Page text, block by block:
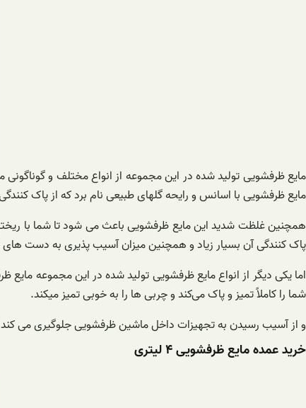
مایع ظرفشویی تولید شده در این مجموعه از انواع مختلف و
مایع ظرفشویی با اسانس و رایحه گلهای طبیعی نام برد که از پاک
همچنین غلظت شدید این مایع ظرفشویی باعث می شود تا شما با
پاک کنندگی آن بسیار زیاد و همچنین میزان آسیب پذیری به دست
اما یکی دیگر از انواع مایع ظرفشویی تولید شده در این مجموعه
شما را کاملاً تمیز و پاک می‌کند و چربی ها را به خوبی تمیز میکند.
و از آسیب رسیدن به تجهیزات داخل ماشین ظرفشویی جلوگیری می
خرید عمده مایع ظرفشویی ۴ لیتری